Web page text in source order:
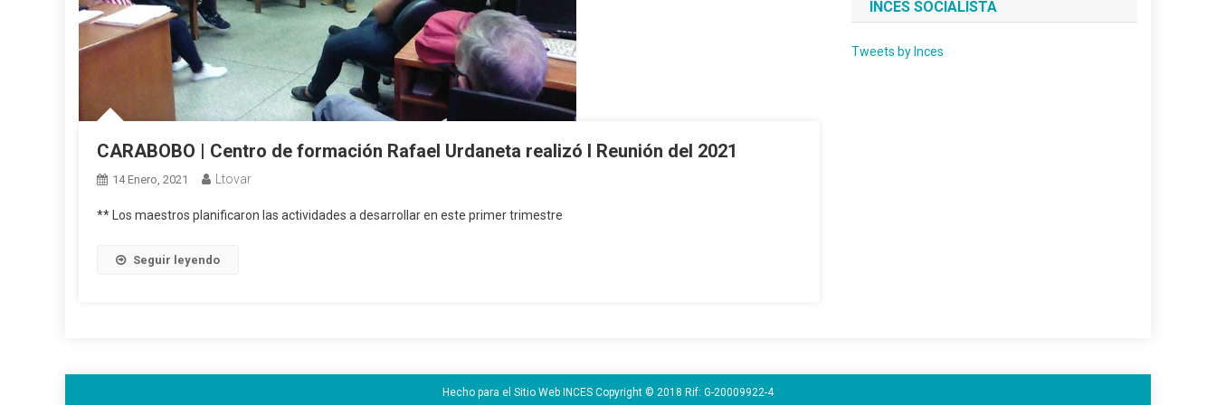
CARABOBO | Centro de formación Rafael Urdaneta realizó I Reunión del 2021
14 Enero, 2021 Ltovar
** Los maestros planificaron las actividades a desarrollar en este primer trimestre
Seguir leyendo
INCES SOCIALISTA
Tweets by Inces
Hecho para el Sitio Web INCES Copyright © 2018 Rif: G-20009922-4